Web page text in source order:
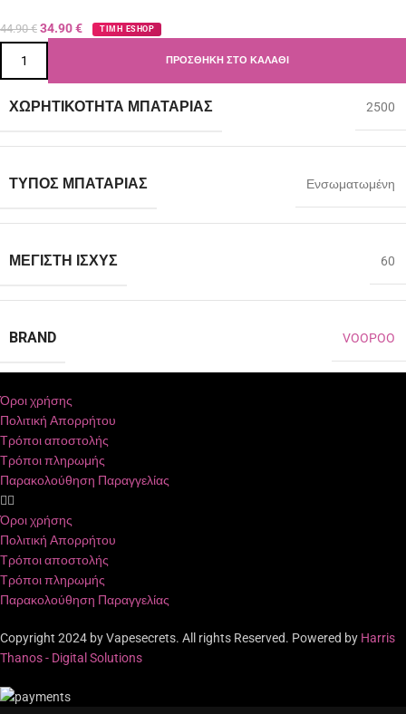
44.90€ 34.90€ ΤΙΜΗ ESHOP
ΠΡΟΣΘΉΚΗ ΣΤΟ ΚΑΛΆΘΙ
ΧΩΡΗΤΙΚΌΤΗΤΑ ΜΠΑΤΑΡΊΑΣ 2500
ΤΎΠΟΣ ΜΠΑΤΑΡΊΑΣ Ενσωματωμένη
ΜΈΓΙΣΤΗ ΙΣΧΎΣ 60
BRAND VOOPOO
Όροι χρήσης
Πολιτική Απορρήτου
Τρόποι αποστολής
Τρόποι πληρωμής
Παρακολούθηση Παραγγελίας
Όροι χρήσης
Πολιτική Απορρήτου
Τρόποι αποστολής
Τρόποι πληρωμής
Παρακολούθηση Παραγγελίας
Copyright 2024 by Vapesecrets. All rights Reserved. Powered by Harris
Thanos - Digital Solutions